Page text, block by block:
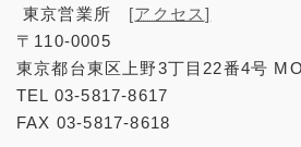
東京営業所 [アクセス]
〒110-0005
東京都台東区上野3丁目22番4号
TEL 03-5817-8617
FAX 03-5817-8618